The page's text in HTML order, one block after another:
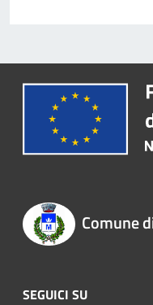
Comune
SEGUICI SU